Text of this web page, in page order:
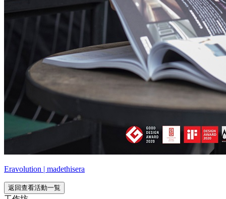
Eravolution | madethisera
返回查看活動一覧